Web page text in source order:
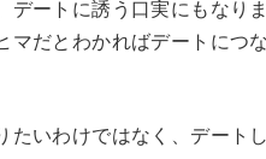
ートに誘う口実にもなりま
だとわかればデートにつ
いわけではなく、デート